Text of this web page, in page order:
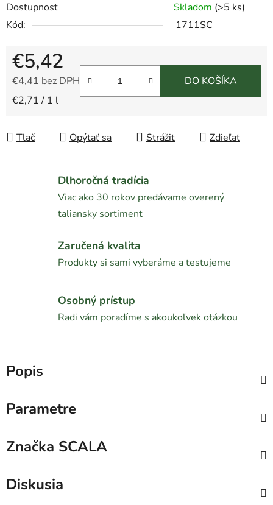
Dostupnosť Skladom (>5 ks)
Kód:
1711SC
€5,42
€4,41 bez DPH
Jednotková cena:
€2,71 / 1 l
DO KOŠÍKA
Tlač Opýtať sa Strážiť Zdieľať
Dlhoročná tradícia
Viac ako 30 rokov predávame overený
taliansky sortiment
Zaručená kvalita
Produkty si sami vyberáme a testujeme
Osobný prístup
Radi vám poradíme s akoukoľvek otázkou
Popis
Parametre
Značka SCALA
Diskusia